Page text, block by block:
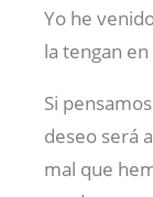
Yo he
la tengan
Si
deseo será
mal que